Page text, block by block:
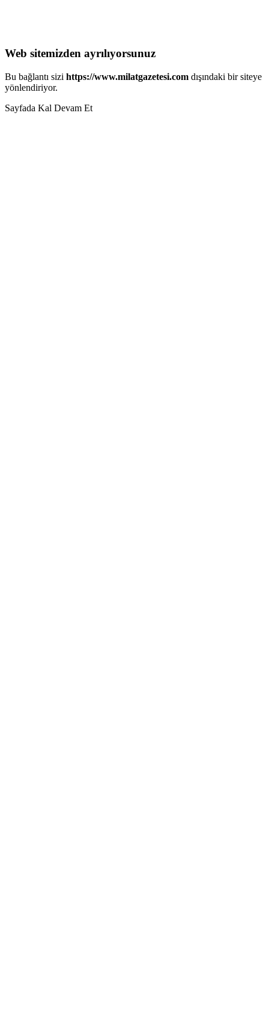
Web sitemizden ayrılıyorsunuz
Bu bağlantı sizi https://www.milatgazetesi.com dışındaki bir siteye
yönlendiriyor.
Sayfada Kal Devam Et